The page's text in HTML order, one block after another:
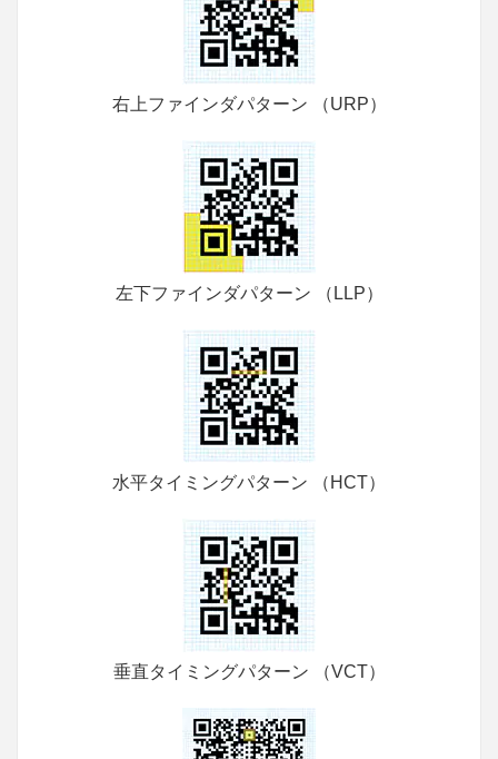
右上ファインダパターン （URP）
左下ファインダパターン （LLP）
水平タイミングパターン （HCT）
垂直タイミングパターン （VCT）